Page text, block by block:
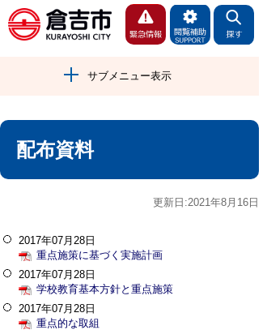
サブメニュー表示
配布資料
更新日:2021年8月16日
2017年07月28日
重点施策に基づく実施計画
2017年07月28日
学校教育基本方針と重点施策
2017年07月28日
重点的な取組